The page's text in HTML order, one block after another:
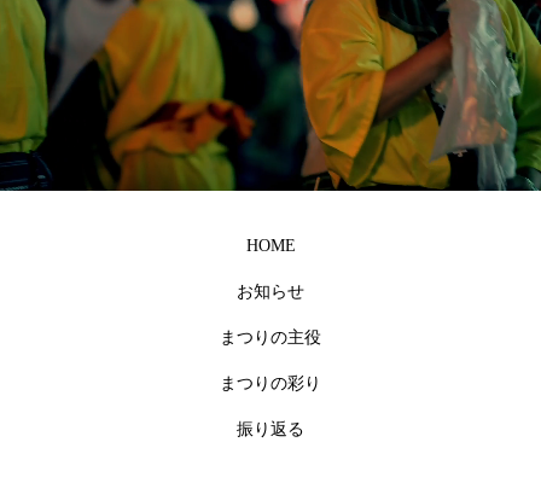
HOME
お知らせ
まつりの主役
まつりの彩り
振り返る